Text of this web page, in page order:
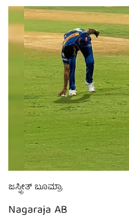
ಜಸ್ಪ್ರೀತ್ ಬೂಮ್ರಾ
Nagaraja AB